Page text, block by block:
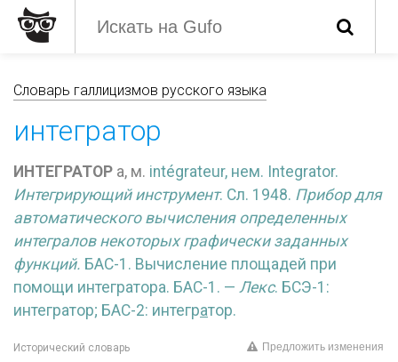
Словарь галлицизмов русского языка
интегратор
ИНТЕГРАТОР а, м. intégrateur, нем. Integrator.
Интегрирующий инструмент. Сл. 1948. Прибор для
автоматического вычисления определенных
интегралов некоторых графически заданных
функций. БАС-1. Вычисление площадей при
помощи интегратора. БАС-1. — Лекс. БСЭ-1:
интегратор; БАС-2: интегратор.
Исторический словарь
Предложить изменения